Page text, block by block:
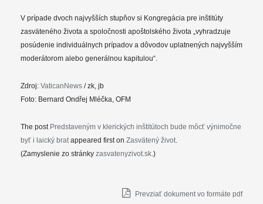
V prípade dvoch najvyšších stupňov si Kongregácia pre inštitúty
zasväteného života a spoločnosti apoštolského života „vyhradzuje
posúdenie individuálnych prípadov a dôvodov uplatnených najvyšším
moderátorom alebo generálnou kapitulou“.
Zdroj: VaticanNews / zk, jb
Foto: Bernard Ondřej Mléčka, OFM
The post Predstaveným v klerických inštitútoch bude môcť výnimočne
byť i laický bratappeared first on Zasvätený život.
(Zamyslenie zo stránky zasvatenyzivot.sk.)
Prevziať dokument vo formáte pdf